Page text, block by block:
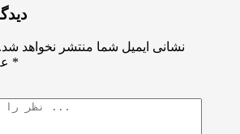
نشانی ایمیل شما منتشر نخواهد شد.
*